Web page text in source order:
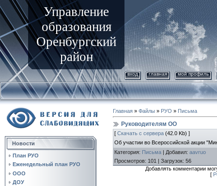
Управление
образования
Оренбургский
район
вход главная мой профиль
Новости
План РУО
Еженедельный план РУО
ООО
ДОУ
Главная » Файлы » РУО » Письма
Руководителям ОО
[ Скачать с сервера (42.0 Kb) ]
Об участии во Всероссийской акции
Категория: Письма | Добавил: aavruo
Просмотров: 101 | Загрузок: 56
Добавлять комментарии
[